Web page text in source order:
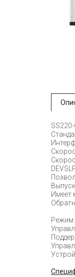
Имеет
Режим